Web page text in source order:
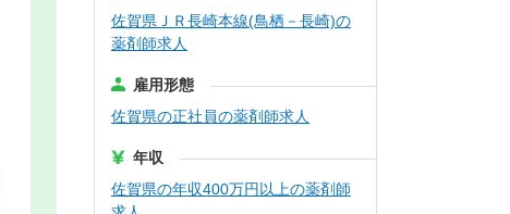
佐賀県ＪＲ長崎本線(鳥栖－長崎)の
薬剤師求人
雇用形態
佐賀県の正社員の薬剤師求人
年収
佐賀県の年収400万円以上の薬剤師